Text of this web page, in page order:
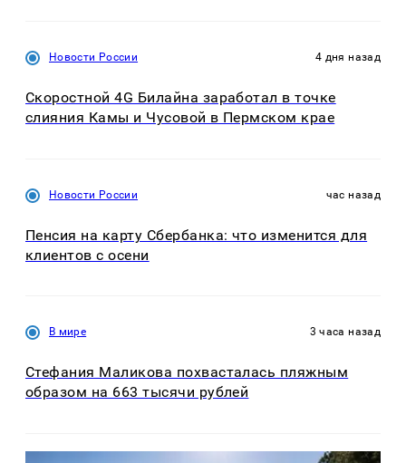
Новости России 4 дня назад
Скоростной 4G Билайна заработал в точке
слияния Камы и Чусовой в Пермском крае
Новости России час назад
Пенсия на карту Сбербанка: что изменится для
клиентов с осени
В мире 3 часа назад
Стефания Маликова похвасталась пляжным
образом на 663 тысячи рублей